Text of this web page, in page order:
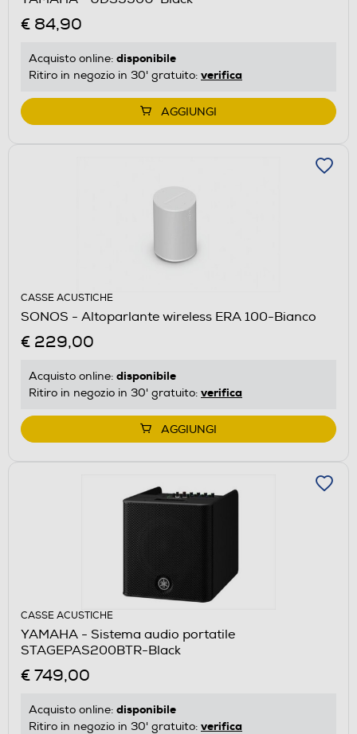
€ 84,90
Acquisto online: disponibile
Ritiro in negozio in 30' gratuito: verifica
AGGIUNGI
CASSE ACUSTICHE
SONOS - Altoparlante wireless ERA 100-Bianco
€ 229,00
Acquisto online: disponibile
Ritiro in negozio in 30' gratuito: verifica
AGGIUNGI
CASSE ACUSTICHE
YAMAHA - Sistema audio portatile
STAGEPAS200BTR-Black
€ 749,00
Acquisto online: disponibile
Ritiro in negozio in 30' gratuito: verifica